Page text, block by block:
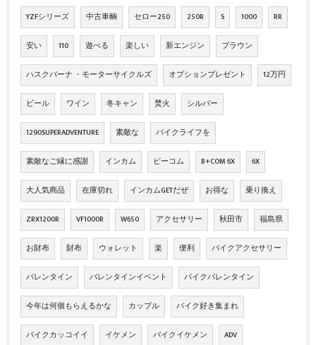
YZFシリーズ 中古車輌 セロー250 250R S 1000 RR
安い 110 遊べる 楽しい 新エンジン ブラウン
ハスクバーナ ・モーターサイクルズ オプションプレゼント 12万円
ビール ワイン 冬キャン 焚火 シルバー
1290SUPERADVENTURE 素敵な バイクライフを
素敵なご縁に感謝 インカム ビーコム B+COM 6X 6X
大人気商品 在庫切れ インカムGETだぜ お得な 乗り換え
ZRX1200R VF1000R W650 アクセサリー 秋田市 福島県
お財布 財布 ウォレット 楽 便利 バイクアクセサリー
バレンタイン バレンタインイベント バイクバレンタイン
今年は何個もらえるかな カップル バイク好き集まれ
バイクカッコイイ イケメン バイクイケメン ADV